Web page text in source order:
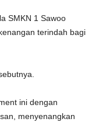
SMKN 1 Sawoo
terindah bagi
ini dengan
menyenangkan